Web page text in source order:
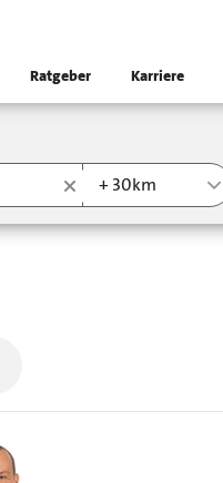
Ratgeber Karriere
+ 30km